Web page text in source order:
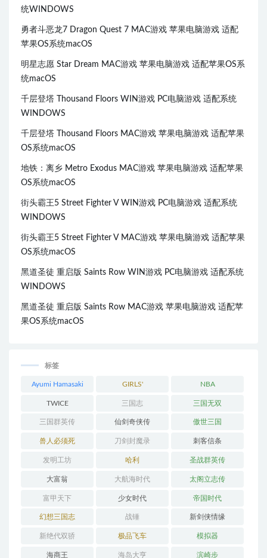
统WINDOWS
勇者斗恶龙7 Dragon Quest 7 MAC游戏 苹果电脑游戏 适配
苹果OS系统macOS
明星志愿 Star Dream MAC游戏 苹果电脑游戏 适配苹果OS系
统macOS
千层登塔 Thousand Floors WIN游戏 PC电脑游戏 适配系统
WINDOWS
千层登塔 Thousand Floors MAC游戏 苹果电脑游戏 适配苹果
OS系统macOS
地铁：离乡 Metro Exodus MAC游戏 苹果电脑游戏 适配苹果
OS系统macOS
街头霸王5 Street Fighter V WIN游戏 PC电脑游戏 适配系统
WINDOWS
街头霸王5 Street Fighter V MAC游戏 苹果电脑游戏 适配苹果
OS系统macOS
黑道圣徒 重启版 Saints Row WIN游戏 PC电脑游戏 适配系统
WINDOWS
黑道圣徒 重启版 Saints Row MAC游戏 苹果电脑游戏 适配苹
果OS系统macOS
标签
Ayumi Hamasaki GIRLS'
GENERATION
NBA
TWICE 三国志 三国无双
三国群英传 仙剑奇侠传 傲世三国
兽人必须死 刀剑封魔录 刺客信条
发明工坊 哈利 圣战群英传
大富翁 大航海时代 太阁立志传
富甲天下 少女时代 帝国时代
幻想三国志 战锤 新剑侠情缘
新绝代双骄 极品飞车 模拟器
海商王 海岛大亨 滨崎步